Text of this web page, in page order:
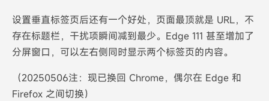
设置垂直标签页后还有一个好处，页面最顶就是 URL，不
存在标题栏，干扰项瞬间减到最少。Edge 111 甚至增加了
分屏窗口，可以左右侧同时显示两个标签页的内容。
（20250506注：现已换回 Chrome，偶尔在 Edge 和
Firefox 之间切换）